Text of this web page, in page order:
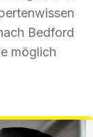
Bedford
möglich